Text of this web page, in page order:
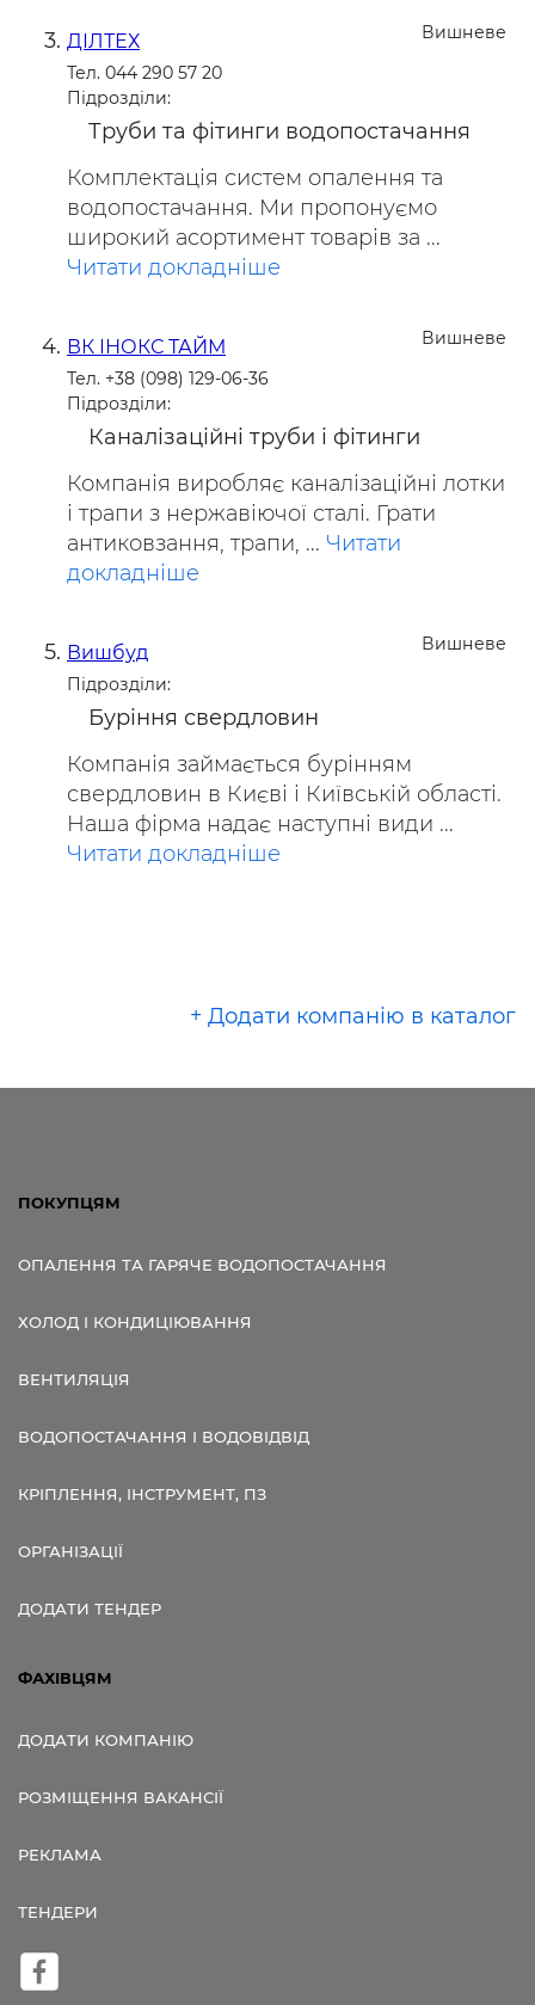
Вишневе
ДІЛТЕХ
Тел. 044 290 57 20
Підрозділи:
Труби та фітинги водопостачання
Комплектація систем опалення та
водопостачання. Ми пропонуємо
широкий асортимент товарів за ...
Читати докладніше
Вишневе
ВК ІНОКС ТАЙМ
Тел. +38 (098) 129-06-36
Підрозділи:
Каналізаційні труби і фітинги
Компанія виробляє каналізаційні лотки
і трапи з нержавіючої сталі. Грати
антиковзання, трапи, ... Читати
докладніше
Вишневе
Вишбуд
Підрозділи:
Буріння свердловин
Компанія займається бурінням
свердловин в Києві і Київській області.
Наша фірма надає наступні види ...
Читати докладніше
+ Додати компанію в каталог
ПОКУПЦЯМ
ОПАЛЕННЯ ТА ГАРЯЧЕ ВОДОПОСТАЧАННЯ
ХОЛОД І КОНДИЦІЮВАННЯ
ВЕНТИЛЯЦІЯ
ВОДОПОСТАЧАННЯ І ВОДОВІДВІД
КРІПЛЕННЯ, ІНСТРУМЕНТ, ПЗ
ОРГАНІЗАЦІЇ
ДОДАТИ ТЕНДЕР
ФАХІВЦЯМ
ДОДАТИ КОМПАНІЮ
РОЗМІЩЕННЯ ВАКАНСІЇ
РЕКЛАМА
ТЕНДЕРИ